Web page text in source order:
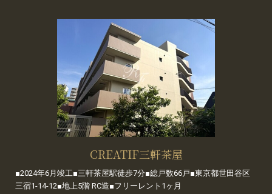
CREATIF三軒茶屋
■2024年6月竣工■三軒茶屋駅徒歩7分■総戸数66戸■東京都世田谷区
三宿1-14-12■地上5階 RC造■フリーレント1ヶ月